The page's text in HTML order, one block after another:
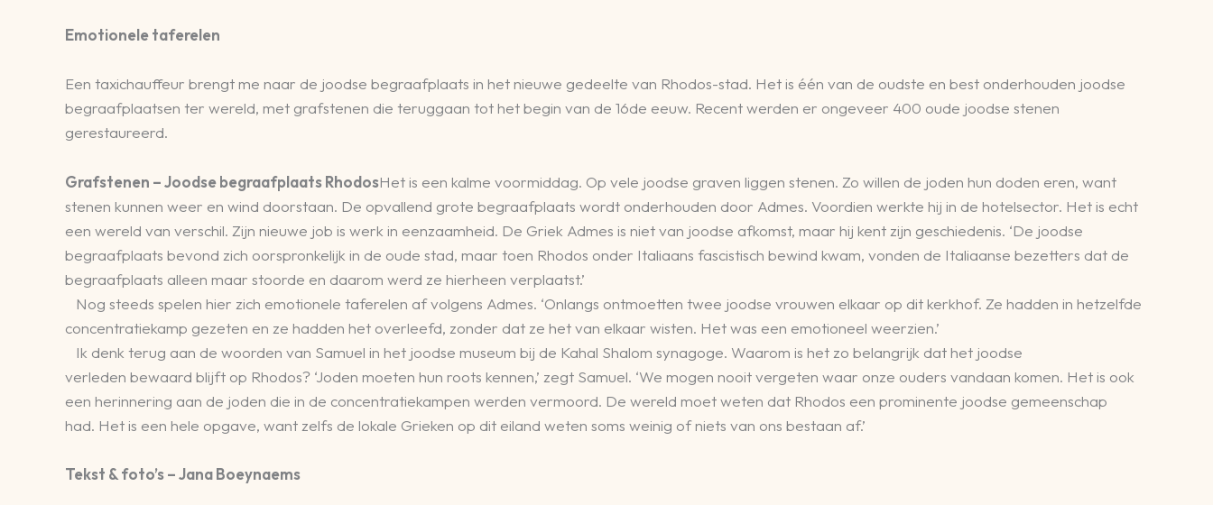
Emotionele taferelen
Een taxichauffeur brengt me naar de joodse begraafplaats in het nieuwe gedeelte van Rhodos-stad. Het is één van de oudste en best onderhouden joodse
begraafplaatsen ter wereld, met grafstenen die teruggaan tot het begin van de 16de eeuw. Recent werden er ongeveer 400 oude joodse stenen
gerestaureerd.
Grafstenen – Joodse begraafplaats RhodosHet is een kalme voormiddag. Op vele joodse graven liggen stenen. Zo willen de joden hun doden eren, want
stenen kunnen weer en wind doorstaan. De opvallend grote begraafplaats wordt onderhouden door Admes. Voordien werkte hij in de hotelsector. Het is echt
een wereld van verschil. Zijn nieuwe job is werk in eenzaamheid. De Griek Admes is niet van joodse afkomst, maar hij kent zijn geschiedenis. ‘De joodse
begraafplaats bevond zich oorspronkelijk in de oude stad, maar toen Rhodos onder Italiaans fascistisch bewind kwam, vonden de Italiaanse bezetters dat de
begraafplaats alleen maar stoorde en daarom werd ze hierheen verplaatst.’
Nog steeds spelen hier zich emotionele taferelen af volgens Admes. ‘Onlangs ontmoetten twee joodse vrouwen elkaar op dit kerkhof. Ze hadden in hetzelfde
concentratiekamp gezeten en ze hadden het overleefd, zonder dat ze het van elkaar wisten. Het was een emotioneel weerzien.’
Ik denk terug aan de woorden van Samuel in het joodse museum bij de Kahal Shalom synagoge. Waarom is het zo belangrijk dat het joodse
verleden bewaard blijft op Rhodos? ‘Joden moeten hun roots kennen,’ zegt Samuel. ‘We mogen nooit vergeten waar onze ouders vandaan komen. Het is ook
een herinnering aan de joden die in de concentratiekampen werden vermoord. De wereld moet weten dat Rhodos een prominente joodse gemeenschap
had. Het is een hele opgave, want zelfs de lokale Grieken op dit eiland weten soms weinig of niets van ons bestaan af.’
Tekst & foto’s – Jana Boeynaems